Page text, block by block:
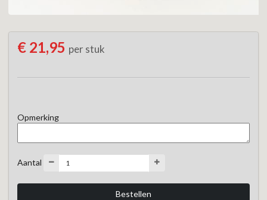
€ 21,95 per stuk
Opmerking
Aantal